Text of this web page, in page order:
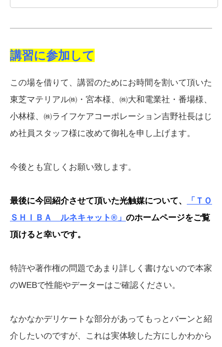
講習に参加して
この場を借りて、講習のためにお時間を割いて頂いた
東芝マテリアル㈱・宮本様、㈱大和電業社・番場様、
小林様、㈱ライフケアコーポレーション吉野社長はじ
め社員スタッフ様に改めて御礼を申し上げます。
今後とも宜しくお願い致します。
最後に今回紹介させて頂いた光触媒について、
「ＴＯ
ＳＨＩＢＡ ルネキャット®」 のホームページをご覧
頂けると幸いです。
特許や著作権の問題であまり詳しく書けないので本家
のWEBで性能やデーターはご確認ください。
なかなかデリケートな部分があってもっとバーンと紹
介したいのですが、これは実体験した方にしかわから